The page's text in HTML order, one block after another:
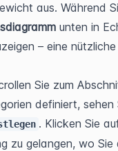
aus. Während
unten in
– eine nützliche
definiert, sehen
zu gelangen, wo Sie